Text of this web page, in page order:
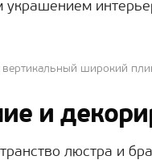
украшением
широкий
и
люстра и